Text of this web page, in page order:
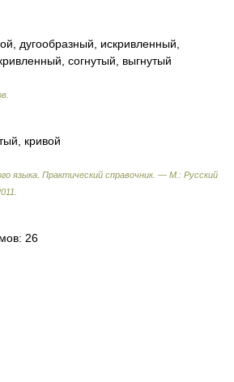
дугообразный, искривленный,
согнутый, выгнутый
кривой
языка. Практический справочник. — М.: Русский
26